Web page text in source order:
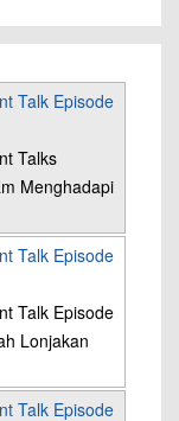
Talk Episode
Talks
Menghadapi
Talk Episode
Talk Episode
Lonjakan
Talk Episode